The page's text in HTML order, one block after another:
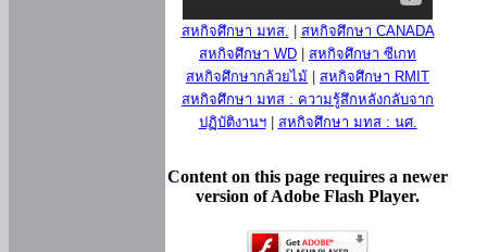
สหกิจศึกษา มทส.
สหกิจศึกษา CANADA
สหกิจศึกษา WD
สหกิจศึกษา ซีเกท
สหกิจศึกษากล้วยไม้
สหกิจศึกษา RMIT
สหกิจศึกษา มทส : ความรู้สึกหลังกลับจาก
ปฏิบัติงานฯ| สหกิจศึกษา มทส : นศ.
Content on this page requires a newer
version of Adobe Flash Player.